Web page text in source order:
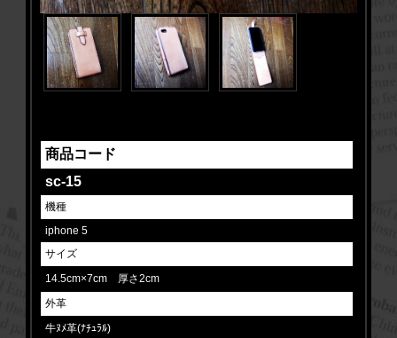
商品コード
sc-15
機種
iphone 5
サイズ
14.5cm×7cm 厚さ2cm
外革
牛ﾇﾒ革(ﾅﾁｭﾗﾙ)